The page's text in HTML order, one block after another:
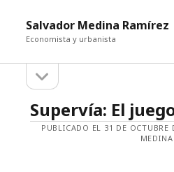
Salvador Medina Ramírez
Economista y urbanista
Barra
lateral
la
lateral
Salvador
Medina
Supervía: El
PUBLICADO EL 31 DE OCTUBRE
MEDINA